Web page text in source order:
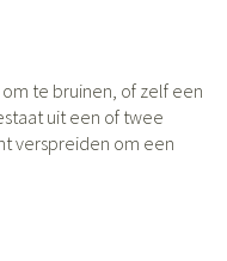
te bruinen, of zelf een
uit een of twee
verspreiden om een